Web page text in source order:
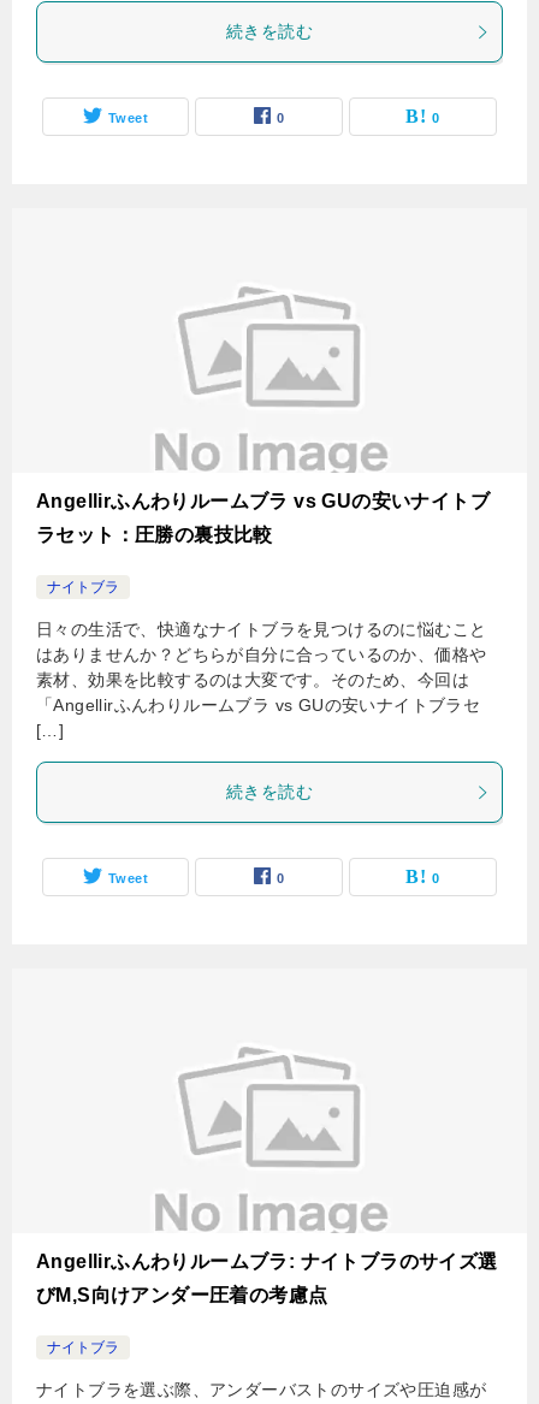
続きを読む
Tweet 0 0
Angellirふんわりルームブラ vs GUの安いナイトブ
ラセット：圧勝の裏技比較
ナイトブラ
日々の生活で、快適なナイトブラを見つけるのに悩むこと
はありませんか？どちらが自分に合っているのか、価格や
素材、効果を比較するのは大変です。そのため、今回は
「Angellirふんわりルームブラ vs GUの安いナイトブラセ
[…]
続きを読む
Tweet 0 0
Angellirふんわりルームブラ: ナイトブラのサイズ選
びM,S向けアンダー圧着の考慮点
ナイトブラ
ナイトブラを選ぶ際、アンダーバストのサイズや圧迫感が